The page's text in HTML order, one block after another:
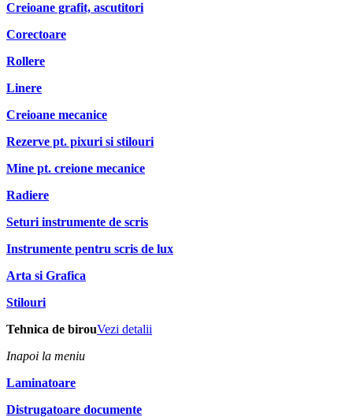
Creioane grafit, ascutitori
Corectoare
Rollere
Linere
Creioane mecanice
Rezerve pt. pixuri si stilouri
Mine pt. creione mecanice
Radiere
Seturi instrumente de scris
Instrumente pentru scris de lux
Arta si Grafica
Stilouri
Tehnica de birouVezi detalii
Inapoi la meniu
Laminatoare
Distrugatoare documente